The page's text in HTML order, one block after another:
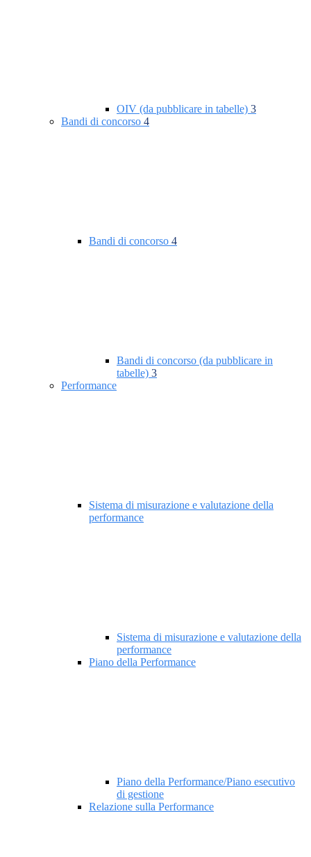
OIV (da pubblicare in tabelle) 3
Bandi di concorso 4
Bandi di concorso 4
Bandi di concorso (da pubblicare in
tabelle) 3
Performance
Sistema di misurazione e valutazione della
performance
Sistema di misurazione e valutazione della
performance
Piano della Performance
Piano della Performance/Piano esecutivo
di gestione
Relazione sulla Performance